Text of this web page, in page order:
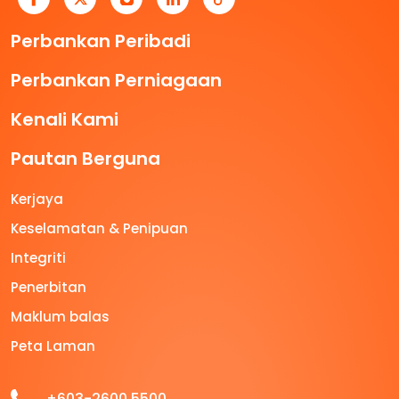
Perbankan Peribadi
Perbankan Perniagaan
Kenali Kami
Pautan Berguna
Kerjaya
Keselamatan & Penipuan
Integriti
Penerbitan
Maklum balas
Peta Laman